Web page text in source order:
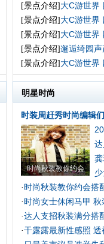
[景点介绍] 大C游世界
[景点介绍] 大C游世界
[景点介绍] 大C游世界
[景点介绍]邂逅绮园
[景点介绍] 大C游世界
明星时尚
时装周赶秀时尚编辑
时尚秋装教你约会
· 时尚秋装教你约会搭
· 时尚女士休闲马甲 秋
·达人支招秋装满分搭
·干露露最新性感照 透